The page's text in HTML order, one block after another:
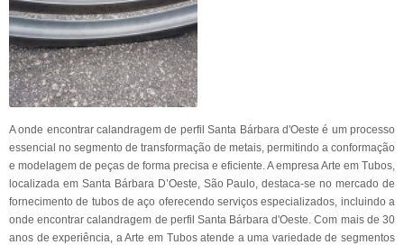
A onde encontrar calandragem de perfil Santa Bárbara d'Oeste é um processo
essencial no segmento de transformação de metais, permitindo a conformação
e modelagem de peças de forma precisa e eficiente. A empresa Arte em Tubos,
localizada em Santa Bárbara D’Oeste, São Paulo, destaca-se no mercado de
fornecimento de tubos de aço oferecendo serviços especializados, incluindo a
onde encontrar calandragem de perfil Santa Bárbara d'Oeste. Com mais de 30
anos de experiência, a Arte em Tubos atende a uma variedade de segmentos